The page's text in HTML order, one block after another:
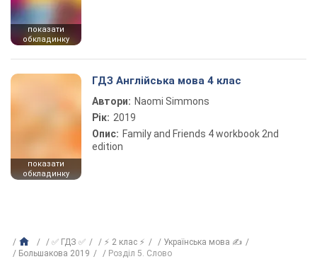
показати
обкладинку
показати
обкладинку
ГДЗ Англійська мова 4 клас
Автори: Naomi Simmons
Рік: 2019
Опис: Family and Friends 4 workbook 2nd
edition
✅ ГДЗ ✅ ⚡ 2 клас ⚡
Українська мова ✍
Большакова 2019
Розділ 5. Слово